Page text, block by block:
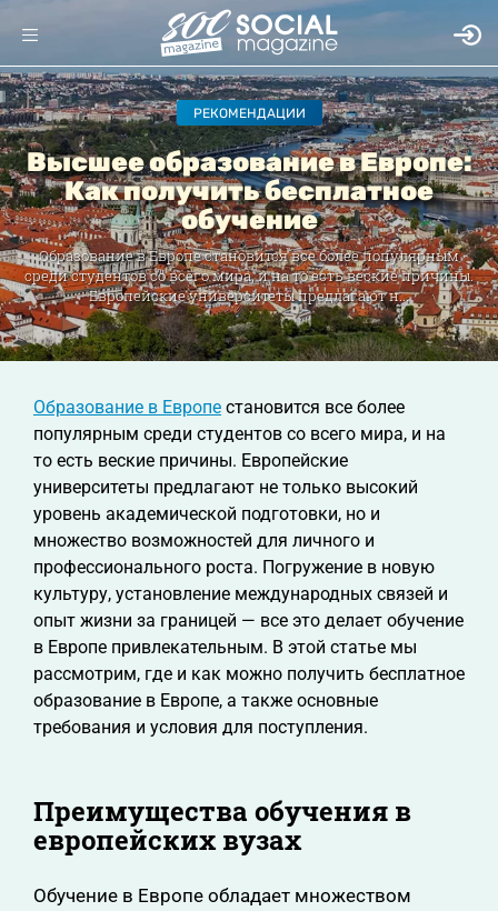
РЕКОМЕНДАЦИИ
Высшее образование в Европе:
Как получить бесплатное
обучение
Образование в Европе становится все более популярным
среди студентов со всего мира, и на то есть веские причины.
Европейские университеты предлагают н...
Образование в Европе становится все более
популярным среди студентов со всего мира, и на
то есть веские причины. Европейские
университеты предлагают не только высокий
уровень академической подготовки, но и
множество возможностей для личного и
профессионального роста. Погружение в новую
культуру, установление международных связей и
опыт жизни за границей — все это делает обучение
в Европе привлекательным. В этой статье мы
рассмотрим, где и как можно получить бесплатное
образование в Европе, а также основные
требования и условия для поступления.
Преимущества обучения в
европейских вузах
Обучение в Европе обладает множеством